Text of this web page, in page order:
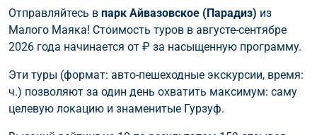
Отправляйтесь в парк Айвазовское (Парадиз) из
Малого Маяка! Стоимость туров в августе-сентябре
2026 года начинается от ₽ за насыщенную программу.
Эти туры (формат: авто-пешеходные экскурсии, время:
ч.) позволяют за один день охватить максимум: саму
целевую локацию и знаменитые Гурзуф.